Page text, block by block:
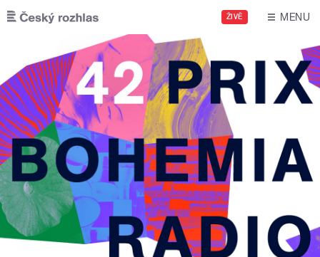
Přejít k hlavnímu obsahu
ŽIVĚ MENU